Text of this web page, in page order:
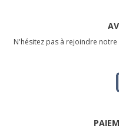
N'hésitez pas à rejoindre